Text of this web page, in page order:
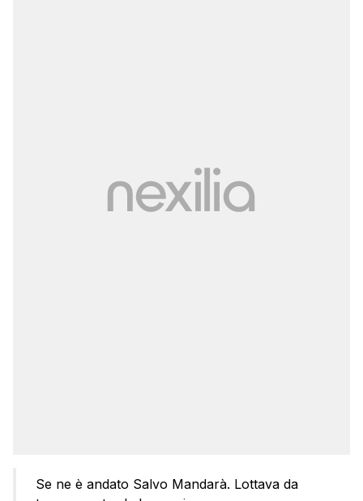
Se ne è andato Salvo Mandarà. Lottava da